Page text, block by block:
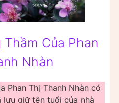
Của Phan
Nhàn
Phan Thị Thanh Nhàn có
giữ tên tuổi của nhà